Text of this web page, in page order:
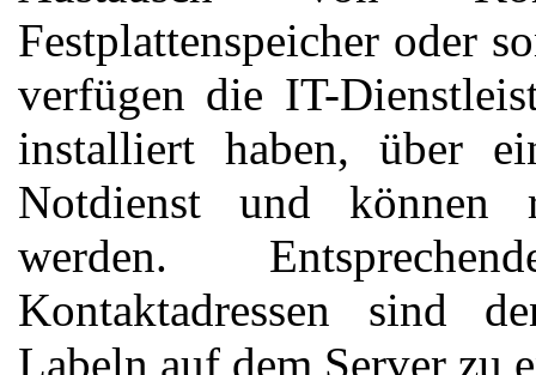
Festplattenspeicher oder
verfügen die IT-
installiert haben, über
Notdienst und können
werden.
Kontaktadressen sind
Labeln auf dem Server zu